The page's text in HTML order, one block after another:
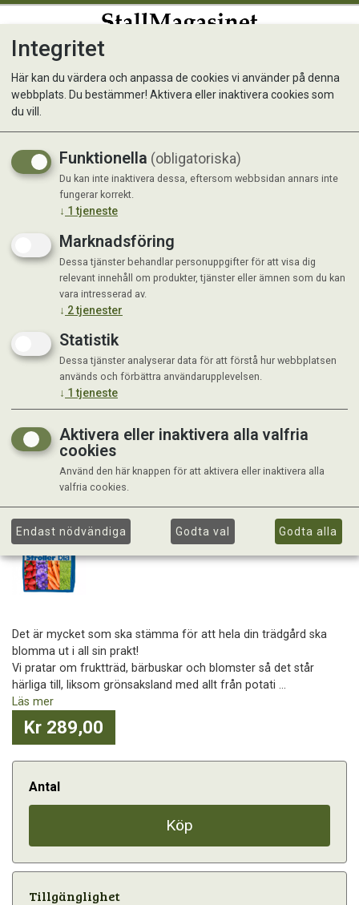
Stroller BLÅ 7 kg
Det är mycket som ska stämma för att hela din trädgård ska
blomma ut i all sin prakt!
Vi pratar om fruktträd, bärbuskar och blomster så det står
härliga till, liksom grönsaksland med allt från potati ...
Läs mer
Kr 289,00
Antal
Köp
Tillgänglighet
Integritet
Här kan du värdera och anpassa de cookies vi använder på denna
webbplats. Du bestämmer! Aktivera eller inaktivera cookies som
du vill.
Funktionella (obligatoriska)
Du kan inte inaktivera dessa, eftersom webbsidan annars inte
fungerar korrekt.
↓ 1 tjeneste
Marknadsföring
Dessa tjänster behandlar personuppgifter för att visa dig
relevant innehåll om produkter, tjänster eller ämnen som du kan
vara intresserad av.
↓ 2tjenester
Statistik
Dessa tjänster analyserar data för att förstå hur webbplatsen
används och förbättra användarupplevelsen.
↓ 1 tjeneste
Aktivera eller inaktivera alla valfria
cookies
Använd den här knappen för att aktivera eller inaktivera alla
valfria cookies.
Endast nödvändiga Godta val Godta alla